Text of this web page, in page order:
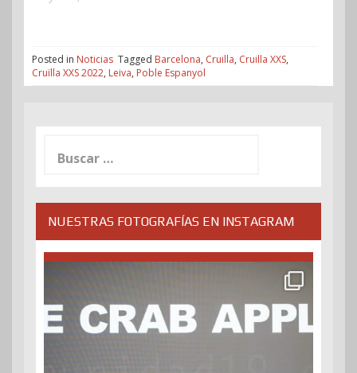
Posted in Noticias Tagged Barcelona, Cruilla, Cruilla XXS,
Cruïlla XXS 2022, Leiva, Poble Espanyol
NUESTRAS FOTOGRAFÍAS EN INSTAGRAM